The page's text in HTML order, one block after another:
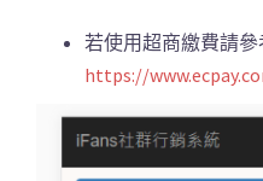
若使用超商繳費請參
https://